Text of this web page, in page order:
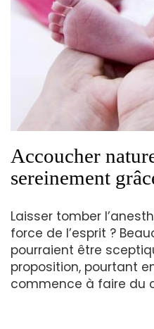
Accoucher
sereinement
Laisser tomber
force de l’esprit ?
pourraient être
proposition, pourtant
commence à faire du